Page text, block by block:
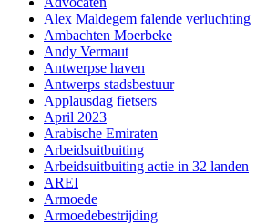
Alex Maldegem falende verluchting
Ambachten Moerbeke
Andy Vermaut
Antwerpse haven
Antwerps stadsbestuur
Applausdag fietsers
April 2023
Arabische Emiraten
Arbeidsuitbuiting
Arbeidsuitbuiting actie in 32 landen
AREI
Armoede
Armoedebestrijding